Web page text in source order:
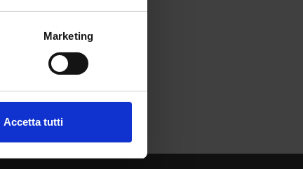
metro,Marketing
Accetta tutti